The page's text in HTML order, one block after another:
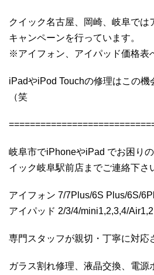
クイック名古屋、岡崎、岐阜では
キャンペーンを行っています。
※アイフォン、アイパッド価格表
iPadやiPod Touchの修理はこの機
（笑
岐阜市でiPhoneやiPad でお困り
イック岐阜駅前店までご連絡下さ
アイフォン 7/7Plus/6S Plus/6S/
アイパッド 2/3/4/mini1,2,3,4/Air1,2
専門スタッフが親切・丁寧に対応
ガラス割れ修理、液晶交換、電源